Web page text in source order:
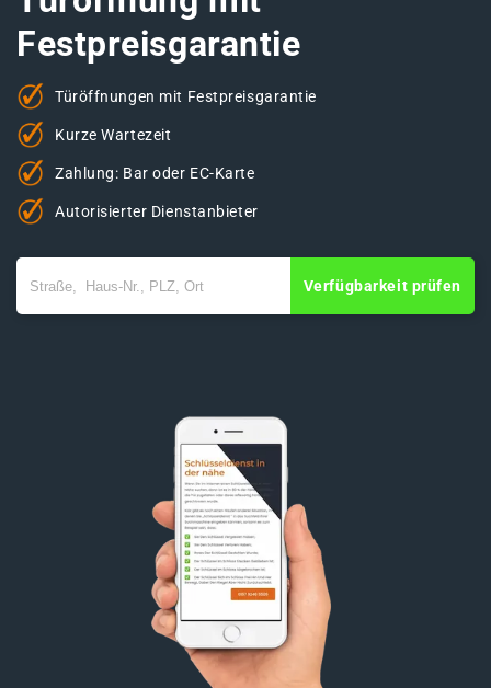
Festpreisgarantie
Türöffnungen mit Festpreisgarantie
Kurze Wartezeit
Zahlung: Bar oder EC-Karte
Autorisierter Dienstanbieter
Verfügbarkeit prüfen